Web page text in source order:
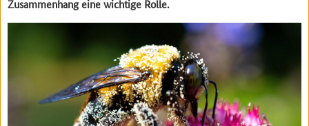
Zusammenhang eine wichtige Rolle.